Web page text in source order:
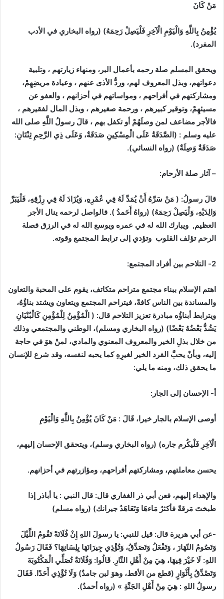
مَنْ كَانَ
يُؤْمِنُ بِاللَّهِ وَالْيَوْمِ الْآخِرِ فَلْيَصِلْ رَحِمَهُ) (رواه البخاري في الأدب
المفرد).
ويحقق المسلم صلة رحمه بأعمال البر، ومنهاء زيارتهم ، وتلبية
دعواتهم، وبذل المعروف لهم، وردُّ الأذى عنهم ، وعيادة مريضِهِمْ،
ومشاركتهم في أفراحهم ، ومواساتهم في أحزانهم ، والعفو عن
مسيئهِمْ، وتوقير كبيرهم ، ورحمة صغيرهم ، وبذل المال لفقيرهم ،
فالأجر مضاعف لمن وصلَهُمْ أو تكفل بهم ، قالَ رسولُ اللَّهِ صلى الله
عليه وسلم : (الصَّدَقَةُ عَلَى الْمِسْكِينِ صَدَقَةٌ، وَعَلَى ذِي الرَّحِمِ ثِنْتَانِ:
صَدَقَةٌ وَصِلَةٌ) (رواه النسائي).
– آثار صلة الأرحام:
قالَ رسولُ: ( مَنْ سَرَّهُ أَنْ يُمَدَّ لَهُ فِي عُمْرِهِ، وَيُزَادَ لَهُ فِي رِزْقِهِ، فَلْيَبَرَّ
وَالِدَيْهِ، وَلْيَصِلْ رَحِمَهُ) (رواهُ أَحَمدُ ). فالواصل لرحمه ينال الأجر
العظيم, ويبارك الله له في عمره ويوسع الله له في الرزق فصلة
الرحم تؤلف القلوب وتؤدي إلىترابط المجتمع وقوته.
2- التلاحم بين أفراد المجتمع:
اهتم الإسلام ببناء مجتمع متراحم متكاتف، يقوم على المحبة والتعاون
والمساندة بين الناس كافةً، فيتراحم المجتمع ويتعاون ويشتد بناؤُهُ،
ويترابط أبناؤُه مبادرة تعزيز التلاحم قال: ( الْمُؤْمِنُ لِلْمُؤْمِنِ كَالْبُنْيَانِ
يَشُدُّ بَعْضُهُ بَعْضًا) (رواه البخاري ومسلم)، الوطني والمجتمعي وذلك
من خلال بذلِ الخير والمعروف المعنوي والمادي، لمنْ هوَ في حاجة
إليه، وبأنْ يحبَّ الفرد الخير لغيرِهِ كما يحبه لنفسه، وقد شرع للإنسان
ما يحقق ذلك، ومنه ما يلي:
أ- الإحسان إلى الجار:
أوصى الإسلام بالجار خيرا، قَالَ : مَنْ كَانَ يُؤْمِنُ بِاللَّهِ وَالْيَوْمِ
الْآخِرِ فَلْيكُرم جاره) (رواه البخاري وسلم)، ويتحقق الإحسان إليهم،
يحسن معاملتهم، ومشاركتهم أفراحهم، ومؤازرتهم في أحزانهم.
والإهداء إليهم، فعن أبي ذر الغفاري قال: قال النبي : يا أباذر إذا
طبختَ مَرقةً فأكثرُ مَاءهَا وَتَعَاهَدُ جيرانك) (رواه مسلم)
-عن أبي هريرة قال: قيل للنبي: يا رسولَ اللهِ إِنْ فُلَانَةً تَقُومُ اللَّيْلَ
وَتَصُومُ النّهَارَ ، وَتَفْعَلُ وَتَصَدِّقُ، وَتُؤْذِي جِيرَانَهَا بِلِسَانِهَا؟ فَقَالَ رَسُولُ
اللهِ: لَا خَيْرَ فِيهَا، هِيَ مِنْ أَهْلِ النَّارِ. قَالُوا: وَفُلَانَةٌ تُصَلِّي الْمَكْتُوبَةَ
وَتَصْدِّقُ بِأَثْوَارٍ (قطع من الأقط، وهوَ لبن جامدٌ) وَلَا تُؤْذِي أَحَدًا. فَقَالَ
رسولُ اللهِ : هِيَ مِنْ أَهْلِ الجَنَّةِ » (رواه أحمدُ).